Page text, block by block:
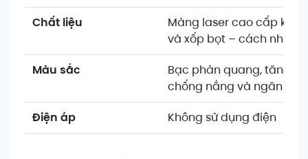
Chất liệu
Màng laser cao cấp kết
và xốp bọt – cách nhiệt
Màu sắc
Bạc phản quang, tăng
chống nắng và ngăn tia
Điện áp
Không sử dụng điện